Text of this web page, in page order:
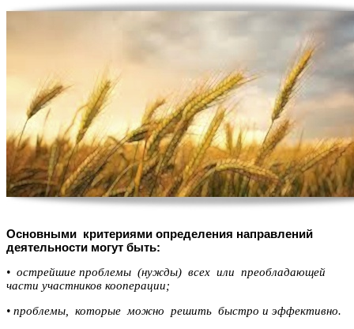
Основными критериями определения направлений
деятельности могут быть:
• острейшие проблемы (нужды) всех или преобладающей
части участников кооперации;
• проблемы, которые можно решить быстро и эффективно.